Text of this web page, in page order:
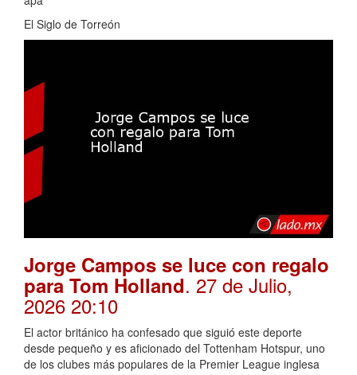
El Siglo de Torreón
Jorge Campos se luce con regalo
para Tom Holland. 27 de Julio,
2026 20:10
El actor británico ha confesado que siguió este deporte
desde pequeño y es aficionado del Tottenham Hotspur, uno
de los clubes más populares de la Premier League inglesa